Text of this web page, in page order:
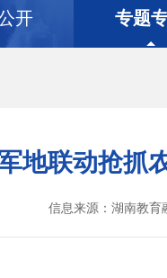
开 专题
地联动抢抓
信息来源：湖南教育